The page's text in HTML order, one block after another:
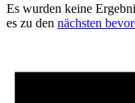
Es wurden keine
es zu den nächsten